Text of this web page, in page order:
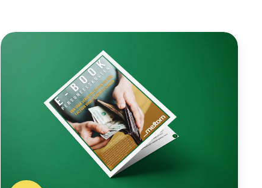
Personeelskosten